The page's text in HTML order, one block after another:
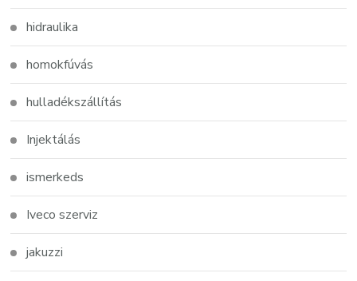
hidraulika
homokfúvás
hulladékszállítás
Injektálás
ismerkeds
Iveco szerviz
jakuzzi